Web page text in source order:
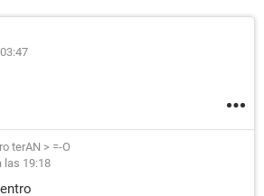
terAN > =-O
las 19:18